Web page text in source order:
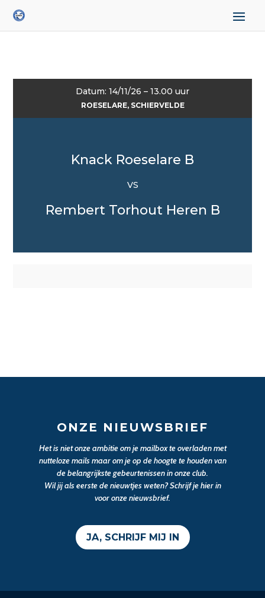
Datum: 14/11/26 – 13.00 uur
ROESELARE, SCHIERVELDE
Knack Roeselare B
VS
Rembert Torhout Heren B
ONZE NIEUWSBRIEF
Het is niet onze ambitie om je mailbox te overladen met
nutteloze mails maar om je op de hoogte te houden van
de belangrijkste gebeurtenissen in onze club.
Wil jij als eerste de nieuwtjes weten? Schrijf je hier in
voor onze nieuwsbrief.
JA, SCHRIJF MIJ IN